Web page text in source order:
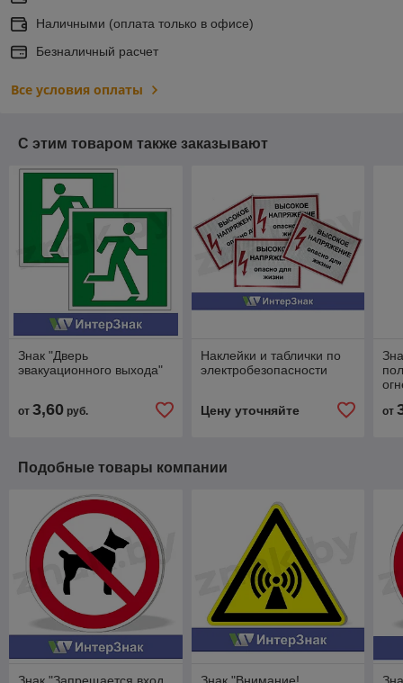
Наличными (оплата только в офисе)
Безналичный расчет
Все условия оплаты
С этим товаром также заказывают
Знак "Дверь
эвакуационного выхода"
от 3,60 руб.
Наклейки и таблички по
электробезопасности
Цену уточняйте от
Подобные товары компании